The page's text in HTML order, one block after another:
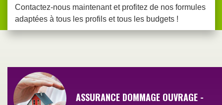
Contactez-nous maintenant et profitez de nos formules
adaptées à tous les profils et tous les budgets !
ASSURANCE DOMMAGE OUVRAGE -